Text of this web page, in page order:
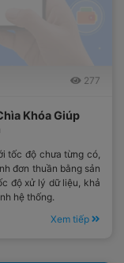
277
Khóa Giúp
tốc độ chưa từng có,
đơn thuần bằng sản
độ xử lý dữ liệu, khả
hệ thống.
Xem tiếp